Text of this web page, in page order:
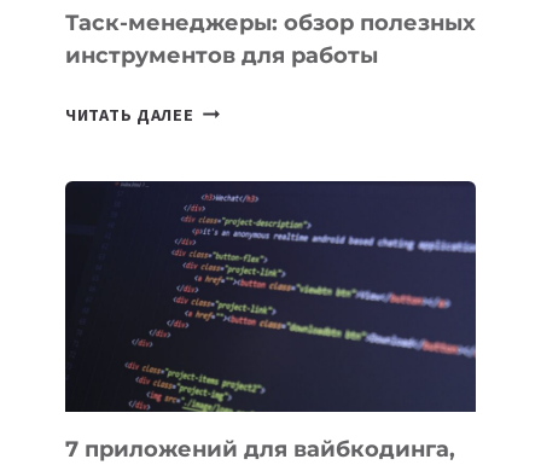
СЕГОДНЯ
Таск-менеджеры: обзор полезных
инструментов для работы
ЧИТАТЬ ДАЛЕЕ ТАСК-
ПОЛЕЗНЫХ
ИНСТРУМЕНТОВ
ДЛЯ
РАБОТЫ
7 приложений для вайбкодинга,